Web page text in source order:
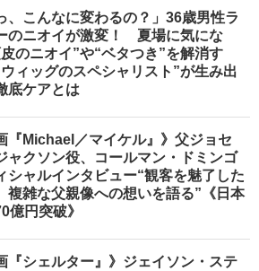
、こんなに変わるの？」36歳男性ラ
のニオイが激変！ 夏場に気にな
のニオイ”や“ベタつき”を解消す
ィッグのスペシャリスト”が生み出
底ケアとは
『Michael／マイケル』》父ジョセ
ャクソン役、コールマン・ドミンゴ
シャルインタビュー“観客を魅了した
複雑な父親像への想いを語る”《日本
億円突破》
『シェルター』》ジェイソン・ステ